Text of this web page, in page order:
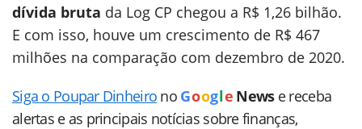
dívida bruta da Log CP chegou a R$ 1,26 bilhão.
E com isso, houve um crescimento de R$ 467
milhões na comparação com dezembro de 2020.
Siga o Poupar Dinheiro no Goog le News e receba
alertas e as principais notícias sobre finanças,